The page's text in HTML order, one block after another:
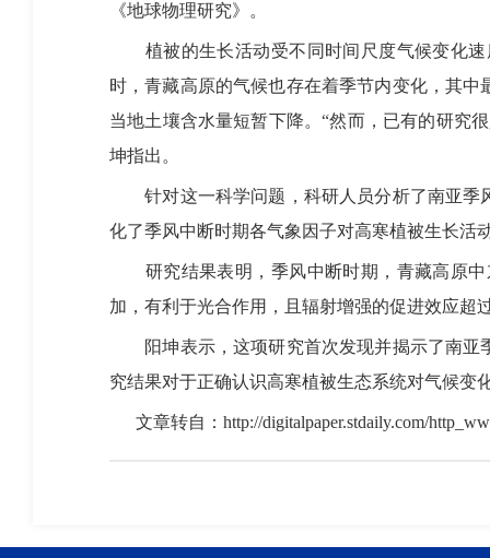
《地球物理研究》。
植被的生长活动受不同时间尺度气候变化速
时，青藏高原的气候也存在着季节内变化，其
当地土壤含水量短暂下降。“然而，已有的研究
坤指出。
针对这一科学问题，科研人员分析了南亚季
化了季风中断时期各气象因子对高寒植被生长活
研究结果表明，季风中断时期，青藏高原中
加，有利于光合作用，且辐射增强的促进效应超
阳坤表示，这项研究首次发现并揭示了南亚
究结果对于正确认识高寒植被生态系统对气候变
文章转自： http://digitalpaper.stdaily.com/